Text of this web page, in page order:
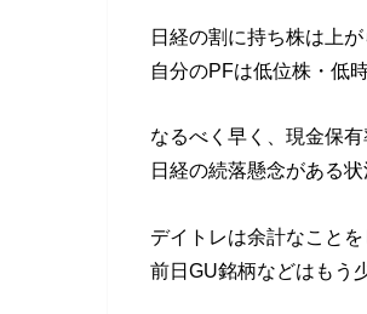
日経の割に持ち株は上
自分のPFは低位株・低
なるべく早く、現金保
日経の続落懸念がある
デイトレは余計なこと
前日GU銘柄などはもう